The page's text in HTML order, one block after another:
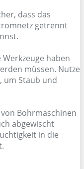
dass das
getrennt
haben
müssen. Nutze
um Staub und
Bohrmaschinen
abgewischt
in die